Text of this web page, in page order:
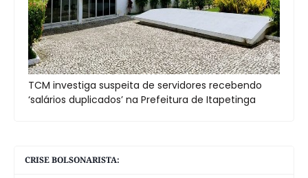
TCM investiga suspeita de servidores recebendo
‘salários duplicados’ na Prefeitura de Itapetinga
CRISE BOLSONARISTA: